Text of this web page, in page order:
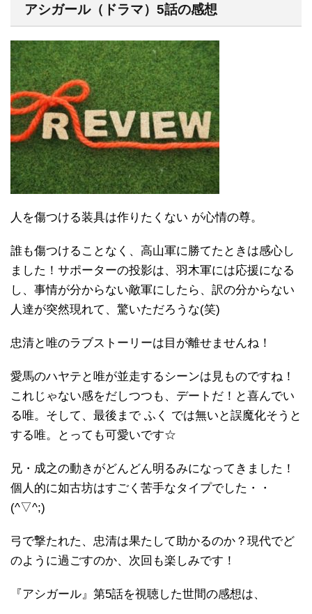
アシガール（ドラマ）5話の感想
人を傷つける装具は作りたくない が心情の尊。
誰も傷つけることなく、高山軍に勝てたときは感心し
ました！サポーターの投影は、羽木軍には応援になる
し、事情が分からない敵軍にしたら、訳の分からない
人達が突然現れて、驚いただろうな(笑)
忠清と唯のラブストーリーは目が離せませんね！
愛馬のハヤテと唯が並走するシーンは見ものですね！
これじゃない感をだしつつも、デートだ！と喜んでい
る唯。そして、最後まで ふく では無いと誤魔化そうと
する唯。とっても可愛いです☆
兄・成之の動きがどんどん明るみになってきました！
個人的に如古坊はすごく苦手なタイプでした・・
(^▽^;)
弓で撃たれた、忠清は果たして助かるのか？現代でど
のように過ごすのか、次回も楽しみです！
『アシガール』第5話を視聴した世間の感想は、